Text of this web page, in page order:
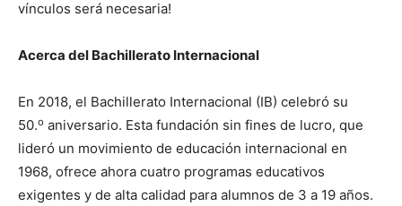
vínculos será necesaria!
Acerca del Bachillerato Internacional
En 2018, el Bachillerato Internacional (IB) celebró su
50.o aniversario. Esta fundación sin fines de lucro, que
lideró un movimiento de educación internacional en
1968, ofrece ahora cuatro programas educativos
exigentes y de alta calidad para alumnos de 3 a 19 años.